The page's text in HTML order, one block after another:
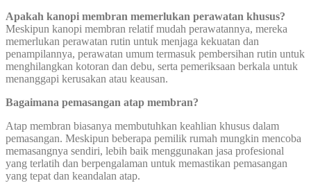
Apakah kanopi membran memerlukan perawatan khusus?
Meskipun kanopi membran relatif mudah perawatannya, mereka
memerlukan perawatan rutin untuk menjaga kekuatan dan
penampilannya, perawatan umum termasuk pembersihan rutin untuk
menghilangkan kotoran dan debu, serta pemeriksaan berkala untuk
menanggapi kerusakan atau keausan.
Bagaimana pemasangan atap membran?
Atap membran biasanya membutuhkan keahlian khusus dalam
pemasangan. Meskipun beberapa pemilik rumah mungkin mencoba
memasangnya sendiri, lebih baik menggunakan jasa profesional
yang terlatih dan berpengalaman untuk memastikan pemasangan
yang tepat dan keandalan atap.